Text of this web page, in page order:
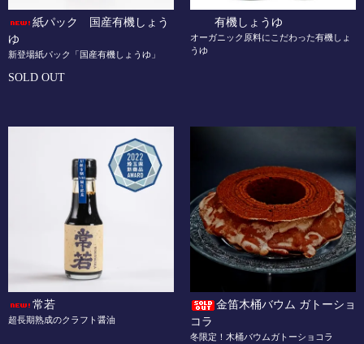
紙パック 国産有機しょう
ゆ
新登場紙パック「国産有機しょうゆ」
SOLD OUT
有機しょうゆ
オーガニック原料にこだわった有機しょ
うゆ
常若
超長期熟成のクラフト醤油
金笛木桶バウム ガトーショ
コラ
冬限定！木桶バウムガトーショコラ